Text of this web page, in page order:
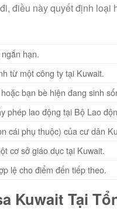
điều này quyết định loại
hạn.
từ một công ty tại Kuwait.
bạn bè hiện đang sinh
phép lao động tại Bộ Lao
cái phụ thuộc) của cư dân
cơ sở giáo dục tại Kuwait.
lệ cho điểm đến tiếp theo.
Kuwait Tại